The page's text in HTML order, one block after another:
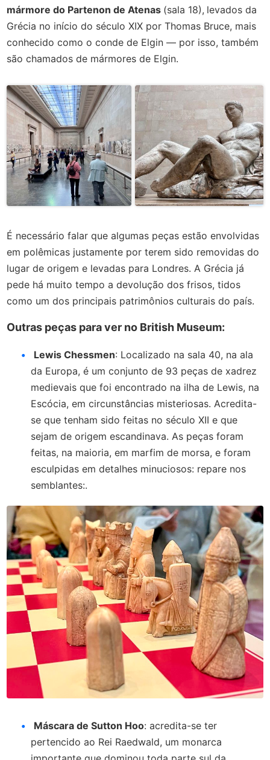
mármore do Partenon de Atenas (sala 18), levados da
Grécia no início do século XIX por Thomas Bruce, mais
conhecido como o conde de Elgin — por isso, também
são chamados de mármores de Elgin.
É necessário falar que algumas peças estão envolvidas
em polêmicas justamente por terem sido removidas do
lugar de origem e levadas para Londres. A Grécia já
pede há muito tempo a devolução dos frisos, tidos
como um dos principais patrimônios culturais do país.
Outras peças para ver no British Museum:
Lewis Chessmen: Localizado na sala 40, na ala
da Europa, é um conjunto de 93 peças de xadrez
medievais que foi encontrado na ilha de Lewis, na
Escócia, em circunstâncias misteriosas. Acredita-
se que tenham sido feitas no século XII e que
sejam de origem escandinava. As peças foram
feitas, na maioria, em marfim de morsa, e foram
esculpidas em detalhes minuciosos: repare nos
semblantes:.
Máscara de Sutton Hoo: acredita-se ter
pertencido ao Rei Raedwald, um monarca